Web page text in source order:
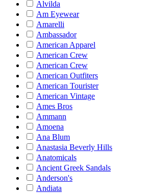
Alvilda
Am Eyewear
Amarelli
Ambassador
American Apparel
American Crew
American Crew
American Outfiters
American Tourister
American Vintage
Ames Bros
Ammann
Amoena
Ana Blum
Anastasia Beverly Hills
Anatomicals
Ancient Greek Sandals
Anderson's
Andiata